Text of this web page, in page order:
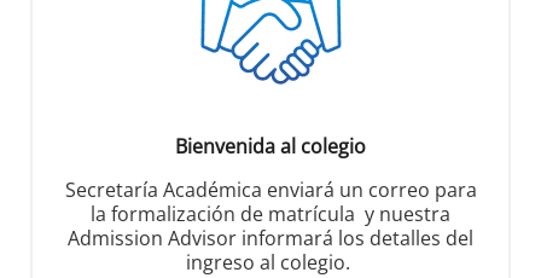
Bienvenida al colegio
Secretaría Académica enviará un correo para
la formalización de matrícula y nuestra
Admission Advisor informará los detalles del
ingreso al colegio.